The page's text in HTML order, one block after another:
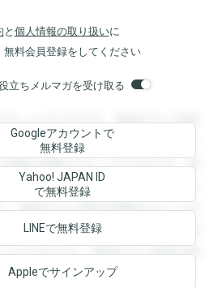
と 個人情報の取り扱いに
無料会員登録をしてください
立ちメルマガを受け取る
ることができます。登録すると回答
す。登録すると回答を閲覧すること
回答を閲覧することができます。登
ことができます。登録すると回答を
。登録すると回答を閲覧することが
答を閲覧することができます。登録
とができます。登録すると回答を閲
Googleアカウントで
無料登録
Yahoo! JAPAN ID
で無料登録
LINEで無料登録
Appleでサインアップ